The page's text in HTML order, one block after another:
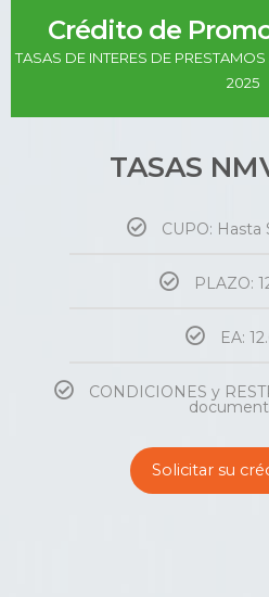
Crédito de
TASAS DE INTERES DE
2025
TASAS
CUPO:
PLAZO:
EA:
CONDICIONES y
Solicitar su